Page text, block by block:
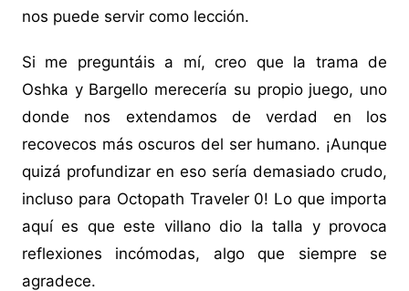
nos puede servir como lección.
Si me preguntáis a mí, creo que la trama de
Oshka y Bargello merecería su propio juego, uno
donde nos extendamos de verdad en los
recovecos más oscuros del ser humano. ¡Aunque
quizá profundizar en eso sería demasiado crudo,
incluso para Octopath Traveler 0! Lo que importa
aquí es que este villano dio la talla y provoca
reflexiones incómodas, algo que siempre se
agradece.